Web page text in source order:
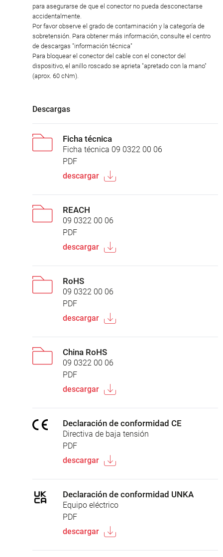
para asegurarse de que el conector no pueda desconectarse
accidentalmente.
Por favor observe el grado de contaminación y la categoría de
sobretensión. Para obtener más información, consulte el centro
de descargas "información técnica"
Para bloquear el conector del cable con el conector del
dispositivo, el anillo roscado se aprieta "apretado con la mano"
(aprox. 60 cNm).
Descargas
Ficha técnica
Ficha técnica 09 0322 00 06
PDF
descargar
REACH
09 0322 00 06
PDF
descargar
RoHS
09 0322 00 06
PDF
descargar
China RoHS
09 0322 00 06
PDF
descargar
Declaración de conformidad CE
Directiva de baja tensión
PDF
descargar
Declaración de conformidad UNKA
Equipo eléctrico
PDF
descargar